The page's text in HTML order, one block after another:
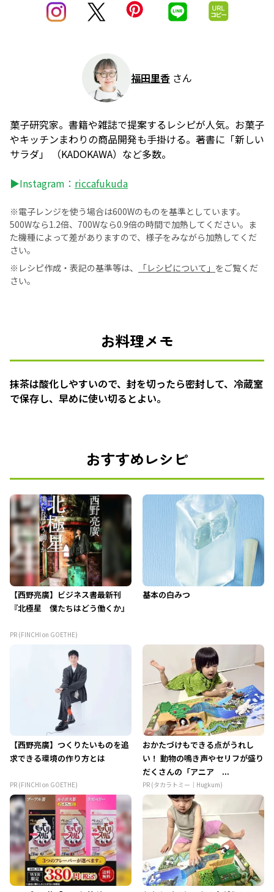
福田里香 さん
菓子研究家。書籍や雑誌で提案するレシピが人気。お菓子
やキッチンまわりの商品開発も手掛ける。著書に「新しい
サラダ」 （KADOKAWA）など多数。
▶Instagram： riccafukuda
※電子レンジを使う場合は600Wのものを基準としています。
500Wなら1.2倍、700Wなら0.9倍の時間で加熱してください。ま
た機種によって差がありますので、様子をみながら加熱してくだ
さい。
※レシピ作成・表記の基準等は、
「レシピについて」 をご覧くだ
さい。
お料理メモ
抹茶は酸化しやすいので、封を切ったら密封して、冷蔵室
で保存し、早めに使い切るとよい。
おすすめレシピ
【西野亮廣】ビジネス書最新刊
『北極星 僕たちはどう働くか』
PR (FINCHI on GOETHE)
基本の白みつ
【西野亮廣】つくりたいものを追
求できる環境の作り方とは
PR (FINCHI on GOETHE)
おかたづけもできる点がうれし
い！ 動物の鳴き声やセリフが盛り
だくさんの「アニア ...
PR (タカラトミー｜Hugkum)